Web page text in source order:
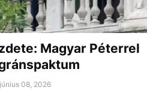
Magyar Péterrel
június 08, 2026